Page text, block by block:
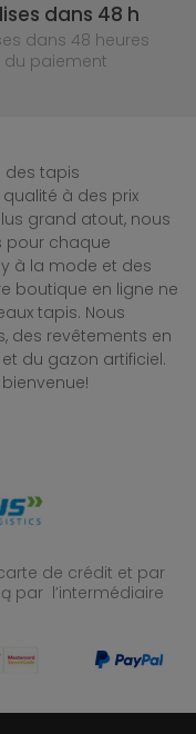
dans 48 h
dans 48 heures
paiement
des tapis
à des prix
grand atout, nous
pour chaque
à la mode et des
boutique en ligne ne
tapis. Nous
des revêtements en
du gazon artificiel.
de crédit et par
par l’intermédiaire